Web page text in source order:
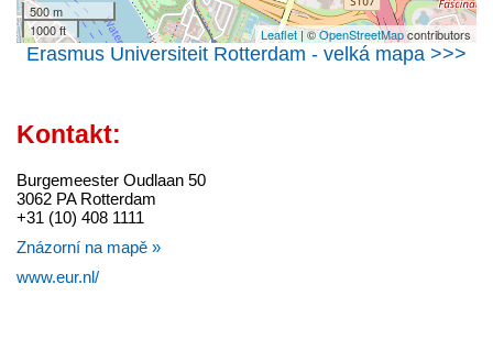
500 m
1000 ft
Leaflet| ©OpenStreetMapcontributors
Erasmus Universiteit Rotterdam - velká mapa >>>
Kontakt:
Burgemeester Oudlaan 50
3062 PA Rotterdam
+31 (10) 408 1111
Znázorní na mapě »
www.eur.nl/